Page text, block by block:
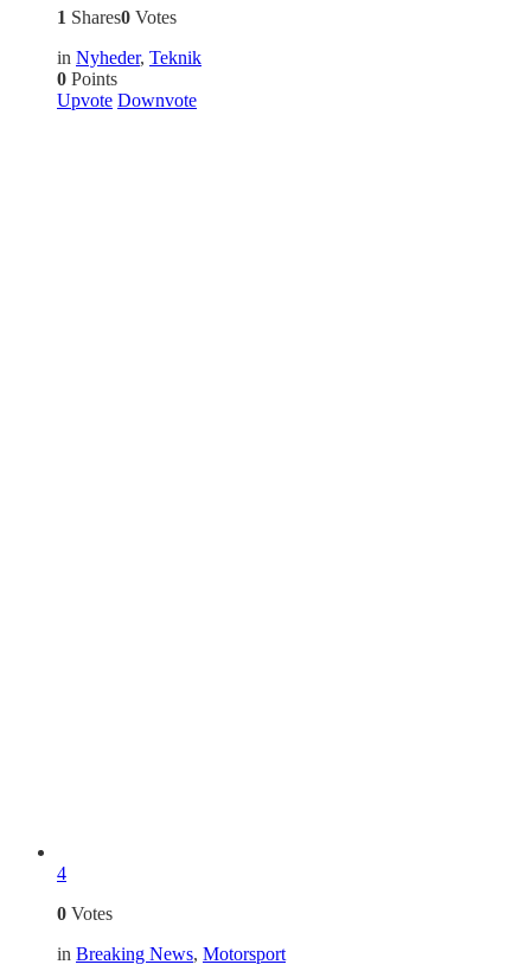
1 Shares0 Votes
in Nyheder, Teknik
0 Points
Upvote Downvote
4
0 Votes
in Breaking News, Motorsport